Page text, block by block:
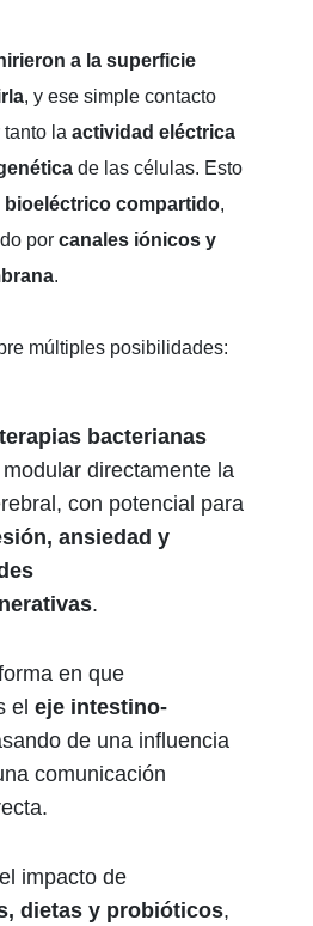
a la superficie
, y ese simple contacto
tanto la actividad eléctrica
de las células. Esto
bioeléctrico compartido,
por canales iónicos y
.
múltiples posibilidades:
terapias bacterianas
directamente la
con potencial para
ansiedad y
.
en que
el eje intestino-
de una influencia
comunicación
impacto de
dietas y probióticos,